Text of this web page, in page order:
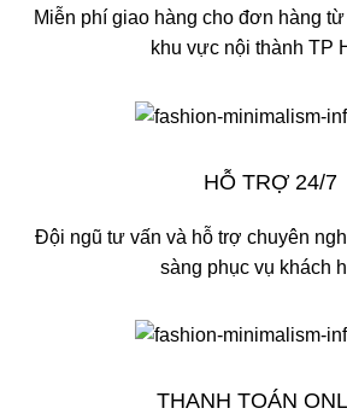
Miễn phí giao hàng cho đơn hàng
khu vực nội thành TP
HỖ TRỢ 24/7
Đội ngũ tư vấn và hỗ trợ chuyên
sàng phục vụ khách
THANH TOÁN